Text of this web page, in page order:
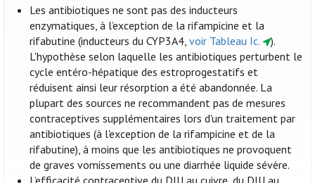
Les antibiotiques ne sont pas des inducteurs
enzymatiques, à l’exception de la rifampicine et la
rifabutine (inducteurs du CYP3A4,voir Tableau Ic.
).
L'hypothèse selon laquelle les antibiotiques perturbent le
cycle entéro-hépatique des estroprogestatifs et
réduisent ainsi leur résorption a été abandonnée. La
plupart des sources ne recommandent pas de mesures
contraceptives supplémentaires lors d'un traitement par
antibiotiques (à l'exception de la rifampicine et de la
rifabutine), à moins que les antibiotiques ne provoquent
de graves vomissements ou une diarrhée liquide sévère.